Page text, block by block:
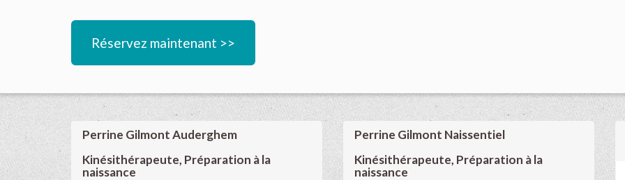
Réservez maintenant >>
Perrine Gilmont Auderghem
Kinésithérapeute, Préparation à la
naissance
Perrine Gilmont Naissentiel
Kinésithérapeute, Préparation à la
naissance